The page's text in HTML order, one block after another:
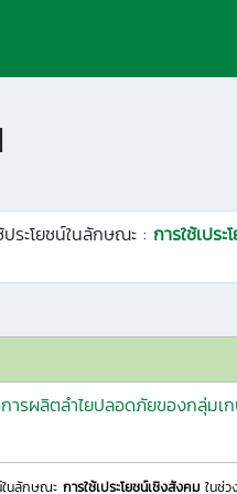
ประโยชน์ในลักษณะ : การใช้เปร
รผลิตลำไยปลอดภัยของกลุ่มเ
ในลักษณะ การใช้เประโยชน์เชิงสังคมในช่ว